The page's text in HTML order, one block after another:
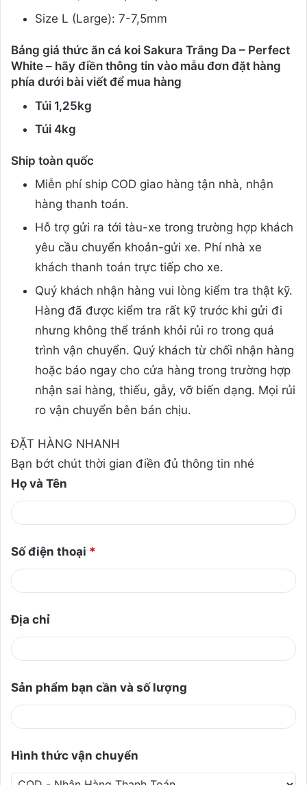
Size L (Large): 7-7,5mm
Bảng giá thức ăn cá koi Sakura Trắng Da – Perfect
White – hãy điền thông tin vào mẫu đơn đặt hàng
phía dưới bài viết để mua hàng
Túi 1,25kg
Túi 4kg
Ship toàn quốc
Miễn phí ship COD giao hàng tận nhà, nhận
hàng thanh toán.
Hỗ trợ gửi ra tới tàu-xe trong trường hợp khách
yêu cầu chuyển khoản-gửi xe. Phí nhà xe
khách thanh toán trực tiếp cho xe.
Quý khách nhận hàng vui lòng kiểm tra thật kỹ.
Hàng đã được kiểm tra rất kỹ trước khi gửi đi
nhưng không thể tránh khỏi rủi ro trong quá
trình vận chuyển. Quý khách từ chối nhận hàng
hoặc báo ngay cho cửa hàng trong trường hợp
nhận sai hàng, thiếu, gẫy, vỡ biến dạng. Mọi rủi
ro vận chuyển bên bán chịu.
ĐẶT HÀNG NHANH
Bạn bớt chút thời gian điền đủ thông tin nhé
Họ và Tên
Số điện thoại *
Địa chỉ
Sản phẩm bạn cần và số lượng
Hình thức vận chuyển